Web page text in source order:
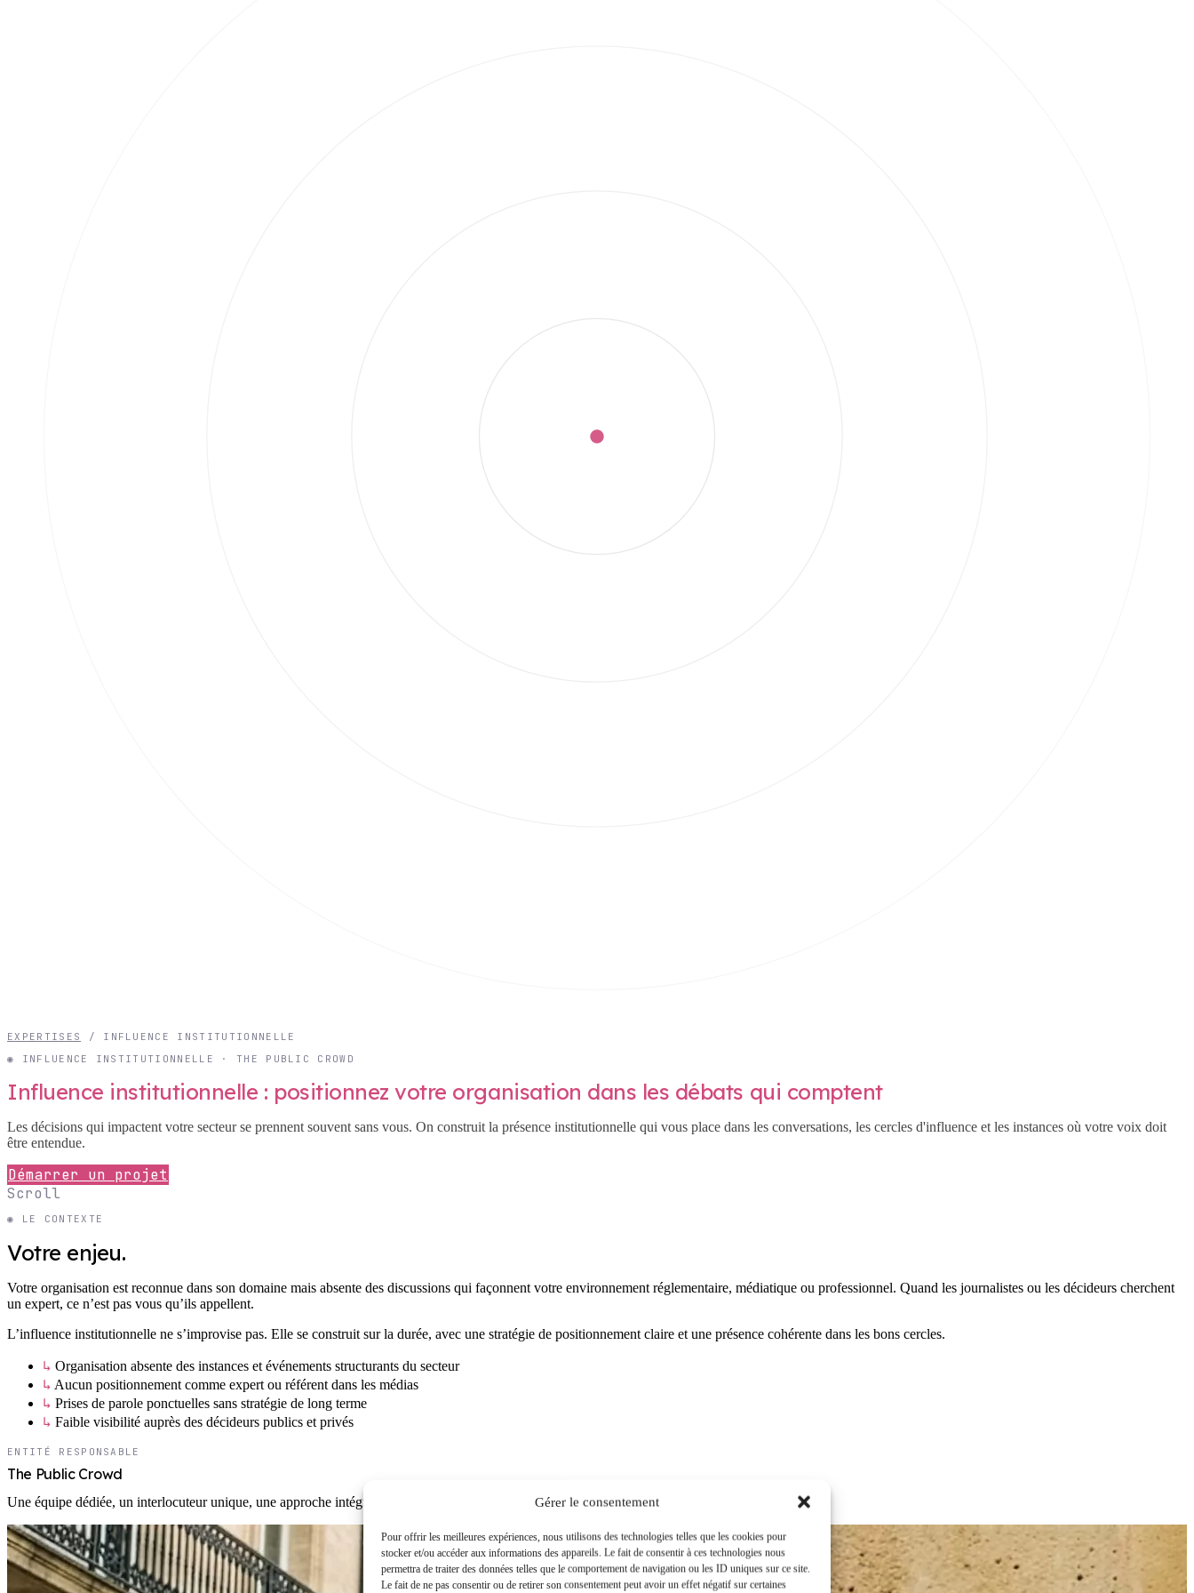
Gérer le consentement
Pour offrir les meilleures expériences, nous utilisons des technologies telles que les cookies pour
stocker et/ou accéder aux informations des appareils. Le fait de consentir à ces technologies nous
permettra de traiter des données telles que le comportement de navigation ou les ID uniques sur ce site.
Le fait de ne pas consentir ou de retirer son consentement peut avoir un effet négatif sur certaines
EXPERTISES /
INFLUENCE INSTITUTIONNELLE
◉ INFLUENCE INSTITUTIONNELLE · THE PUBLIC CROWD
Influence institutionnelle : positionnez votre organisation dans les débats qui comptent
Les décisions qui impactent votre secteur se prennent souvent sans vous. On construit la présence institutionnelle qui vous place dans les conversations, les cercles d'influence et les instances où votre voix doit
être entendue.
Démarrer un projet
Scroll
◉ LE CONTEXTE
Votre enjeu.
Votre organisation est reconnue dans son domaine mais absente des discussions qui façonnent votre environnement réglementaire, médiatique ou professionnel. Quand les journalistes ou les décideurs cherchent
un expert, ce n’est pas vous qu’ils appellent.
L’influence institutionnelle ne s’improvise pas. Elle se construit sur la durée, avec une stratégie de positionnement claire et une présence cohérente dans les bons cercles.
↳ Organisation absente des instances et événements structurants du secteur
↳ Aucun positionnement comme expert ou référent dans les médias
↳ Prises de parole ponctuelles sans stratégie de long terme
↳ Faible visibilité auprès des décideurs publics et privés
ENTITÉ RESPONSABLE
The Public Crowd
Une équipe dédiée, un interlocuteur unique, une approche intégrée à vos objectifs business.